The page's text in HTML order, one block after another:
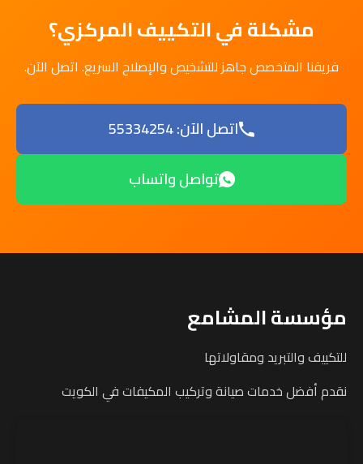
مشكلة في التكييف المركزي؟
فريقنا المتخصص جاهز للتشخيص والإصلاح السريع. اتصل الآن.
اتصل الآن: 55334254
تواصل واتساب
مؤسسة المشامع
للتكييف والتبريد ومقاولاتها
نقدم أفضل خدمات صيانة وتركيب المكيفات في الكويت